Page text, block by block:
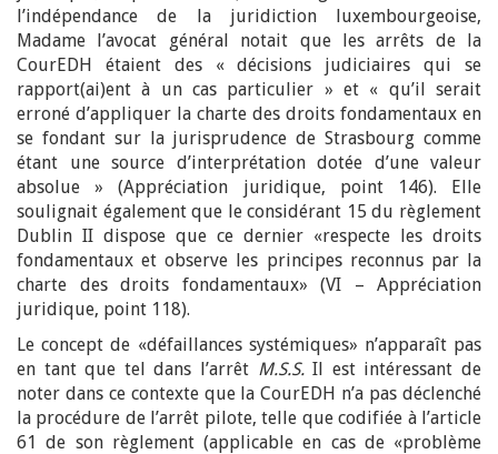
l’indépendance de la juridiction luxembourgeoise,
Madame l’avocat général notait que les arrêts de la
CourEDH étaient des « décisions judiciaires qui se
rapport(ai)ent à un cas particulier » et « qu’il serait
erroné d’appliquer la charte des droits fondamentaux en
se fondant sur la jurisprudence de Strasbourg comme
étant une source d’interprétation dotée d’une valeur
absolue » (Appréciation juridique, point 146). Elle
soulignait également que le considérant 15 du règlement
Dublin II dispose que ce dernier «respecte les droits
fondamentaux et observe les principes reconnus par la
charte des droits fondamentaux» (VI – Appréciation
juridique, point 118).
Le concept de «défaillances systémiques» n’apparaît pas
en tant que tel dans l’arrêt M.S.S.Il est intéressant de
noter dans ce contexte que la CourEDH n’a pas déclenché
la procédure de l’arrêt pilote, telle que codifiée à l’article
61 de son règlement (applicable en cas de «problème